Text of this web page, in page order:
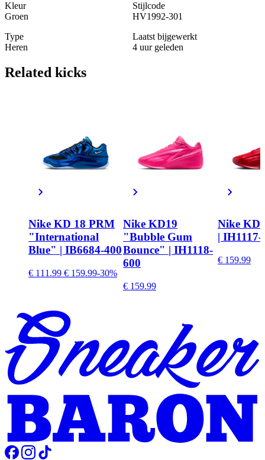
Kleur
Groen
Stijlcode
HV1992-301
Type
Heren
Laatst bijgewerkt
4 uur geleden
Related kicks
Nike KD 18 PRM
"International
Blue" | IB6684-400
€ 111.99 € 159.99-30%
Nike KD19
"Bubble Gum
Bounce" | IH1118-
600
€ 159.99
Nike
| IH1117-
€ 159.99